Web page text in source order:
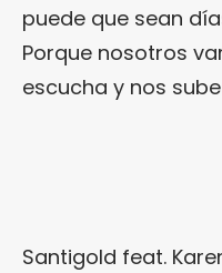
puede que sean
Porque nosotros
escucha y nos
Santigold feat.